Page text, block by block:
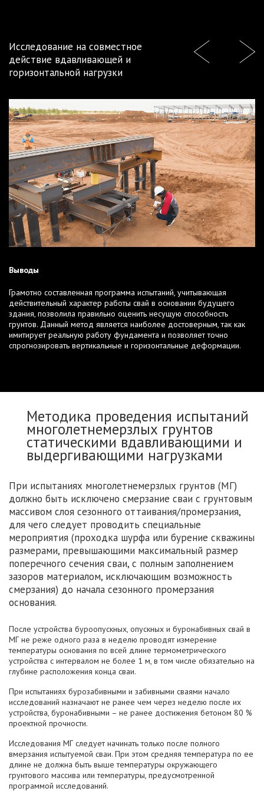
Исследование на совместное
действие вдавливающей и
горизонтальной нагрузки
Выводы
Грамотно составленная программа испытаний, учитывающая
действительный характер работы свай в основании будущего
здания, позволила правильно оценить несущую способность
грунтов. Данный метод является наиболее достоверным, так как
имитирует реальную работу фундамента и позволяет точно
спрогнозировать вертикальные и горизонтальные деформации.
Методика проведения испытаний
многолетнемерзлых грунтов
статическими вдавливающими и
выдергивающими нагрузками
При испытаниях многолетнемерзлых грунтов (МГ)
должно быть исключено смерзание сваи с грунтовым
массивом слоя сезонного оттаивания/промерзания,
для чего следует проводить специальные
мероприятия (проходка шурфа или бурение скважины
размерами, превышающими максимальный размер
поперечного сечения сваи, с полным заполнением
зазоров материалом, исключающим возможность
смерзания) до начала сезонного промерзания
основания.
После устройства буроопускных, опускных и буронабивных свай в
МГ не реже одного раза в неделю проводят измерение
температуры основания по всей длине термометрического
устройства с интервалом не более 1 м, в том числе обязательно на
глубине расположения конца сваи.
При испытаниях бурозабивными и забивными сваями начало
исследований назначают не ранее чем через неделю после их
устройства, буронабивными – не ранее достижения бетоном 80 %
проектной прочности.
Исследования МГ следует начинать только после полного
вмерзания испытуемой сваи. При этом средняя температура по ее
длине не должна быть выше температуры окружающего
грунтового массива или температуры, предусмотренной
программой исследований.